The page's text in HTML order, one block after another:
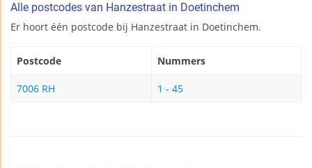
Alle postcodes van Hanzestraat in Doetinchem
Er hoort één postcode bij Hanzestraat in Doetinchem.
Postcode Nummers
7006 RH 1 - 45